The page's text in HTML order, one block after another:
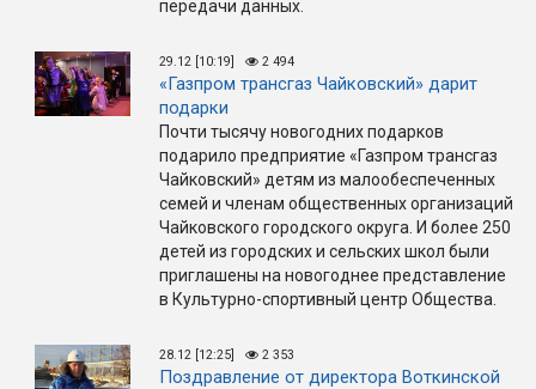
передачи данных.
29.12 [10:19] 2 494
«Газпром трансгаз Чайковский» дарит
подарки
Почти тысячу новогодних подарков
подарило предприятие «Газпром трансгаз
Чайковский» детям из малообеспеченных
семей и членам общественных организаций
Чайковского городского округа. И более 250
детей из городских и сельских школ были
приглашены на новогоднее представление
в Культурно-спортивный центр Общества.
28.12 [12:25] 2 353
Поздравление от директора Воткинской